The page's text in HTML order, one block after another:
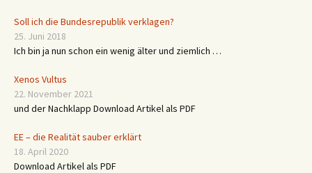
Soll ich die Bundesrepublik verklagen?
25. Juni 2018
Ich bin ja nun schon ein wenig älter und ziemlich …
Xenos Vultus
22. November 2021
und der Nachklapp Download Artikel als PDF
EE – die Realität sauber erklärt
18. April 2020
Download Artikel als PDF